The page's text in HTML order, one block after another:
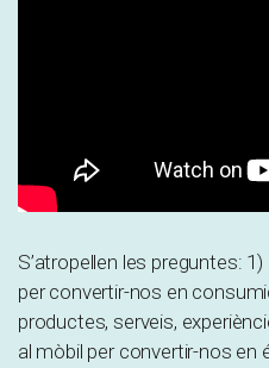
S’atropellen les preguntes:
per convertir-nos en
productes, serveis,
al mòbil per convertir-nos en